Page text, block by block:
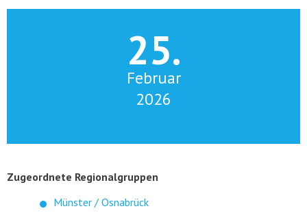
25.
Februar
2026
Zugeordnete Regionalgruppen
Münster / Osnabrück